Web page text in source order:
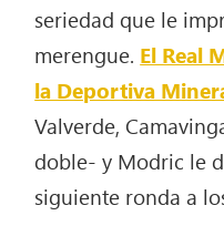
seriedad que le
merengue. El Real
la Deportiva
Valverde,
doble- y Modric le
siguiente ronda a